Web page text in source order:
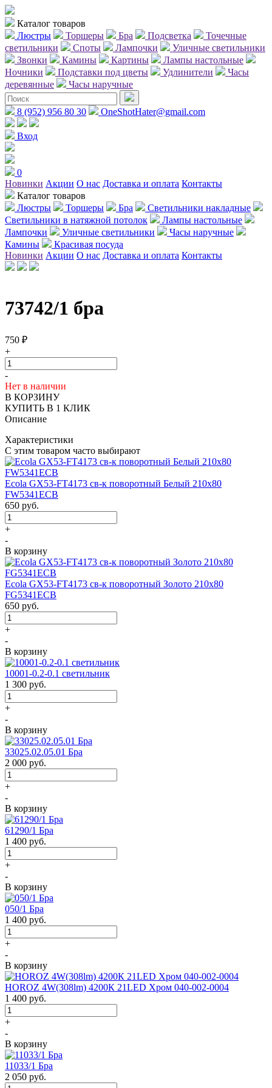
Каталог товаров
Люстры
Торшеры Бра Подсветка
Точечные
светильники
Споты Лампочки
Уличные светильники
Звонки
Камины Картины
Лампы настольные
Ночники
Подставки под цветы Удлинители
Часы
деревянные
Часы наручные
8 (952) 956 80 30 OneShotHater@gmail.com
Вход
0
Новинки Акции О нас Доставка и оплата Контакты
Каталог товаров
Люстры
Торшеры Бра
Светильники накладные
Светильники в натяжной потолок
Лампы настольные
Лампочки
Уличные светильники
Часы наручные
Камины
Красивая посуда
Новинки Акции О нас Доставка и оплата Контакты
73742/1 бра
750 ₽
+
-
Нет в наличии
В КОРЗИНУ
КУПИТЬ В 1 КЛИК
Описание
Характеристики
С этим товаром часто выбирают
Ecola GX53-FT4173 св-к поворотный Белый 210х80
FW5341ECB
650 руб.
+
-
В корзину
Ecola GX53-FT4173 св-к поворотный Золото 210х80
FG5341ECB
650 руб.
+
-
В корзину
10001-0.2-0.1 светильник
1 300 руб.
+
-
В корзину
33025.02.05.01 Бра
2 000 руб.
+
-
В корзину
61290/1 Бра
1 400 руб.
+
-
В корзину
050/1 Бра
1 400 руб.
+
-
В корзину
HOROZ 4W(308lm) 4200К 21LED Хром 040-002-0004
1 400 руб.
+
-
В корзину
11033/1 Бра
2 050 руб.